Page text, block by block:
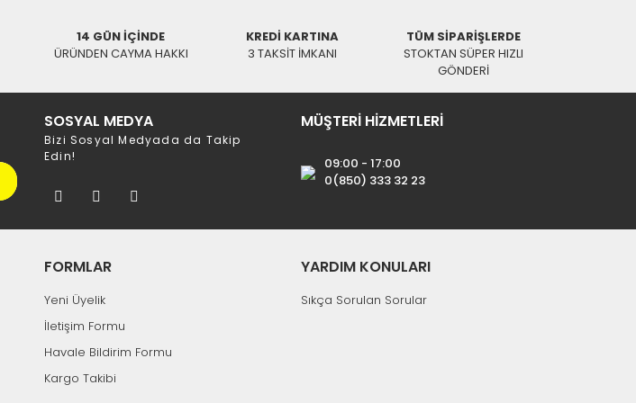
14 GÜN İÇİNDE
ÜRÜNDEN CAYMA HAKKI
KREDİ KARTINA
3 TAKSİT İMKANI
TÜM SİPARİŞLERDE
STOKTAN SÜPER HIZLI
GÖNDERİ
SOSYAL MEDYA
Bizi Sosyal Medyada da Takip
Edin!
MÜŞTERİ HİZMETLERİ
09:00 - 17:00
0(850) 333 32 23
FORMLAR
Yeni Üyelik
İletişim Formu
Havale Bildirim Formu
Kargo Takibi
YARDIM KONULARI
Sıkça Sorulan Sorular